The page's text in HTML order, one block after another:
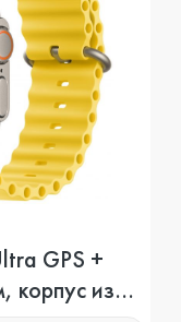
Watch SE
GPS +
корпус из